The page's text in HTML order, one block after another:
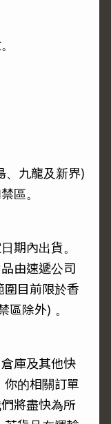
、九龍及新界)
區。
期內出貨。
由速遞公司
圍目前限於香
區除外) 。
庫及其他快
你的相關訂單
將盡快為所